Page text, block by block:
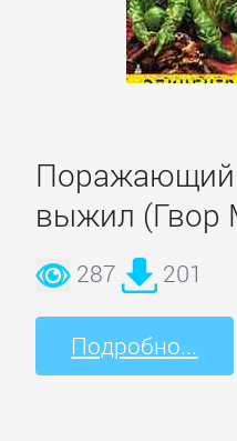
Поражающий
выжил (Гвор
287 201
Подробно...
Современная
зарубежная
ИСКУССТВО
Кинематограф,
театр
Критика